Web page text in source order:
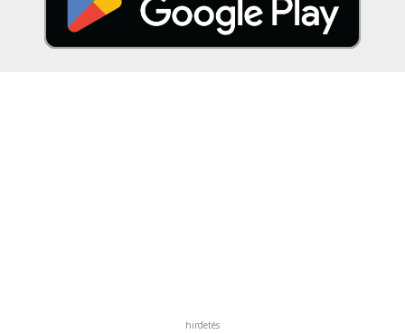
hirdetés